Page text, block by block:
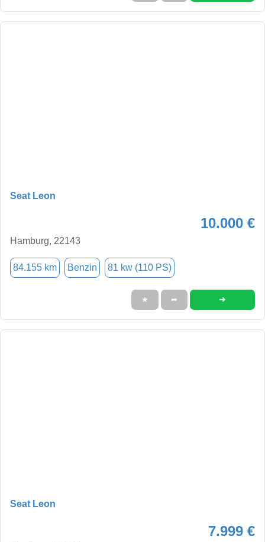
Seat Leon
10.000 €
Hamburg, 22143
84.155 km Benzin 81 kw (110 PS)
★ ➦ ➜
Seat Leon
7.999 €